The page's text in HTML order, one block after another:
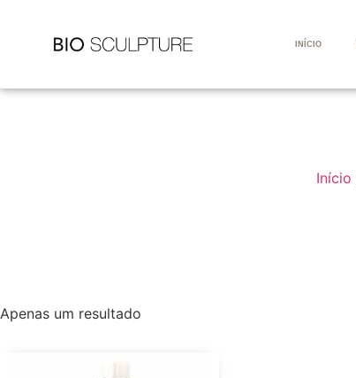
INÍCIO
Início
Apenas um resultado